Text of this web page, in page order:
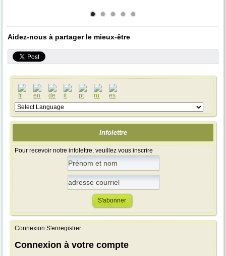
Aidez-nous à partager le mieux-être
Infolettre
Pour recevoir notre infolettre, veuillez vous inscrire
Connexion S'enregistrer
Connexion à votre compte